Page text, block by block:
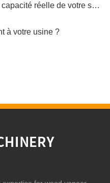
Les déchets cachés tuent-ils la capacité réelle de votre séchoir à placage ?
à votre usine ?